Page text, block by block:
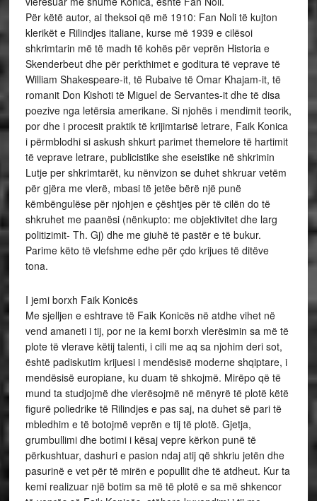
Për këtë autor, ai theksoi që më 1910: Fan Noli të kujton
klerikët e Rilindjes italiane, kurse më 1939 e cilësoi
shkrimtarin më të madh të kohës për veprën Historia e
Skenderbeut dhe për perkthimet e goditura të veprave të
William Shakespeare-it, të Rubaive të Omar Khajam-it, të
romanit Don Kishoti të Miguel de Servantes-it dhe të disa
poezive nga letërsia amerikane. Si njohës i mendimit teorik,
por dhe i procesit praktik të krijimtarisë letrare, Faik Konica
i përmblodhi si askush shkurt parimet themelore të hartimit
të veprave letrare, publicistike she eseistike në shkrimin
Lutje per shkrimtarët, ku nënvizon se duhet shkruar vetëm
për gjëra me vlerë, mbasi të jetëe bërë një punë
këmbëngulëse për njohjen e çështjes për të cilën do të
shkruhet me paanësi (nënkupto: me objektivitet dhe larg
politizimit- Th. Gj) dhe me giuhë të pastër e të bukur.
Parime këto të vlefshme edhe për çdo krijues të ditëve
tona.
I jemi borxh Faik Konicës
Me sjelljen e eshtrave të Faik Konicës në atdhe vihet në
vend amaneti i tij, por ne ia kemi borxh vlerësimin sa më të
plote të vlerave këtij talenti, i cili me aq sa njohim deri sot,
është padiskutim krijuesi i mendësisë moderne shqiptare, i
mendësisë europiane, ku duam të shkojmë. Mirëpo që të
mund ta studjojmë dhe vlerësojmë në mënyrë të plotë këtë
figurë poliedrike të Rilindjes e pas saj, na duhet së pari të
mbledhim e të botojmë veprën e tij të plotë. Gjetja,
grumbullimi dhe botimi i kësaj vepre kërkon punë të
përkushtuar, dashuri e pasion ndaj atij që shkriu jetën dhe
pasurinë e vet për të mirën e popullit dhe të atdheut. Kur ta
kemi realizuar një botim sa më të plotë e sa më shkencor